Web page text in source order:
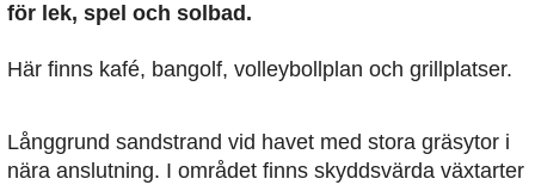
för lek, spel och solbad.
Här finns kafé, bangolf, volleybollplan och grillplatser.
Långgrund sandstrand vid havet med stora gräsytor i
nära anslutning. I området finns skyddsvärda växtarter